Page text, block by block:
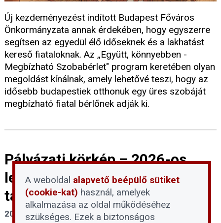
Új kezdeményezést indított Budapest Főváros
Önkormányzata annak érdekében, hogy egyszerre
segítsen az egyedül élő időseknek és a lakhatást
kereső fiataloknak. Az „Együtt, könnyebben -
Megbízható Szobabérlet" program keretében olyan
megoldást kínálnak, amely lehetővé teszi, hogy az
idősebb budapestiek otthonuk egy üres szobáját
megbízható fiatal bérlőnek adják ki.
Pályázati körkép – 2026-os
lehetőségek budapesti
társasházaknak
2026. március 9.
A weboldal alapvető beépülő sütiket
(cookie-kat) használ, amelyek
alkalmazása az oldal működéséhez
szükséges. Ezek a biztonságos